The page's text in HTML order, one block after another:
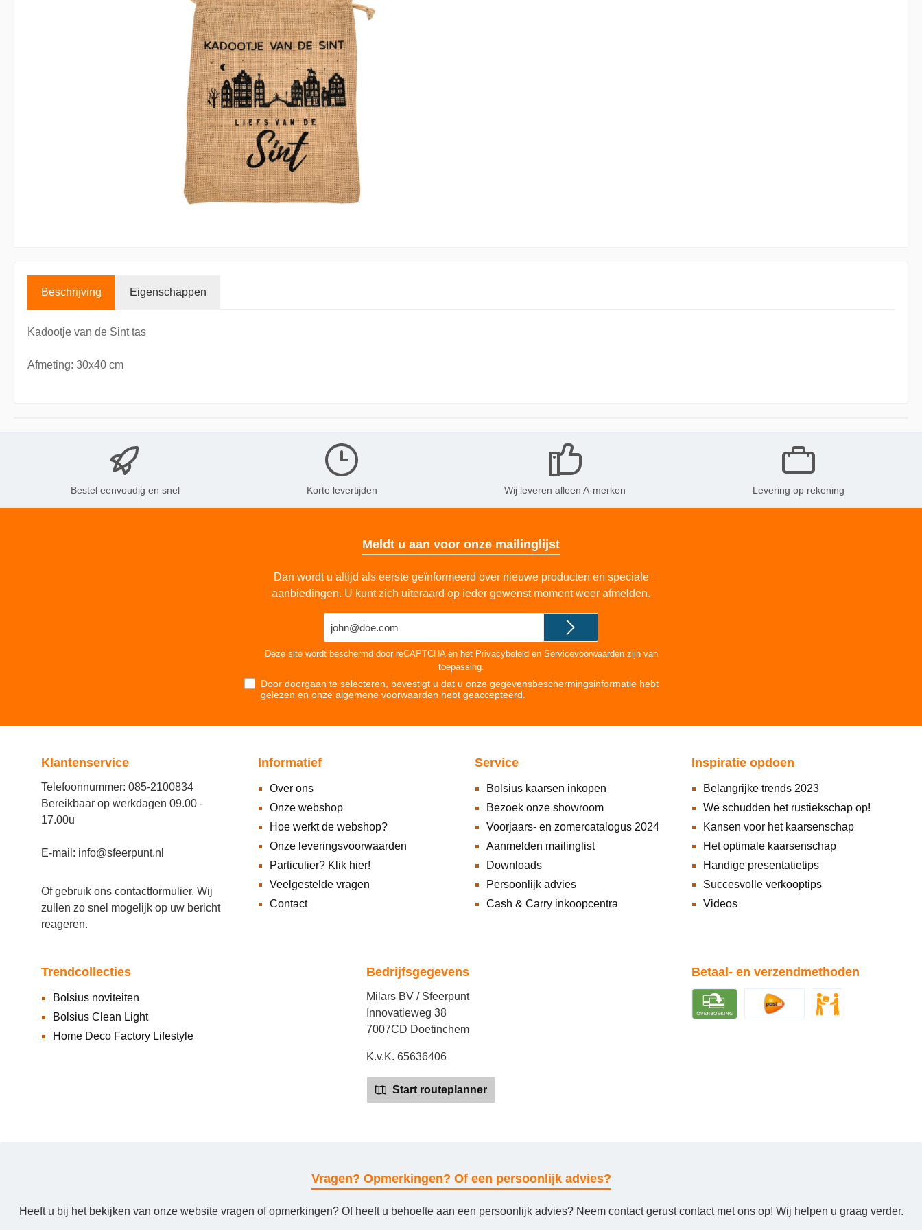
Displays
Beschrijving Eigenschappen
Kadootje van de Sint tas
Afmeting: 30x40 cm
Bestel eenvoudig en snel Korte levertijden Wij leveren alleen A-merken Levering op rekening
Meldt u aan voor onze mailinglijst
Dan wordt u altijd als eerste geïnformeerd over nieuwe producten en speciale
aanbiedingen. U kunt zich uiteraard op ieder gewenst moment weer afmelden.
Deze site wordt beschermd door reCAPTCHA en het Privacybeleid en Servicevoorwaardenzijn van
toepassing.
Door doorgaan te selecteren, bevestigt u dat u onze gegevensbeschermingsinformatie hebt
gelezen en onze algemene voorwaarden hebt geaccepteerd.
Klantenservice
Telefoonnummer: 085-2100834
Bereikbaar op werkdagen 09.00 -
17.00u
E-mail: info@sfeerpunt.nl
Of gebruik ons contactformulier. Wij
zullen zo snel mogelijk op uw bericht
reageren.
Informatief
Over ons
Onze webshop
Hoe werkt de webshop?
Onze leveringsvoorwaarden
Particulier? Klik hier!
Veelgestelde vragen
Contact
Service
Bolsius kaarsen inkopen
Bezoek onze showroom
Voorjaars- en zomercatalogus 2024
Aanmelden mailinglist
Downloads
Persoonlijk advies
Cash & Carry inkoopcentra
Inspiratie opdoen
Belangrijke trends 2023
We schudden het rustiekschap op!
Kansen voor het kaarsenschap
Het optimale kaarsenschap
Handige presentatietips
Succesvolle verkooptips
Videos
Trendcollecties
Bolsius noviteiten
Bolsius Clean Light
Home Deco Factory Lifestyle
Bedrijfsgegevens
Milars BV / Sfeerpunt
Innovatieweg 38
7007CD Doetinchem
K.v.K. 65636406
Start routeplanner
Betaal- en verzendmethoden
Vragen? Opmerkingen? Of een persoonlijk advies?
Heeft u bij het bekijken van onze website vragen of opmerkingen? Of heeft u behoefte aan een persoonlijk advies? Neem contact gerust contact met ons op! Wij helpen u graag verder.